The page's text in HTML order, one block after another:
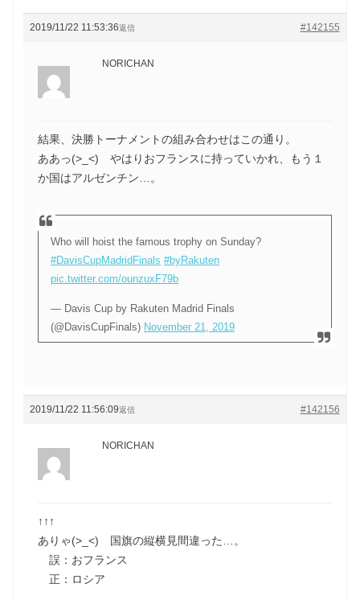
2019/11/22 11:53:36 #142155
返信
NORICHAN
結果、決勝トーナメントの組み合わせはこの通り。
ああっ(>_<) やはりおフランスに持っていかれ、もう１
か国はアルゼンチン…。
Who will hoist the famous trophy on Sunday?
#DavisCupMadridFinals #byRakuten
pic.twitter.com/ounzuxF79b
— Davis Cup by Rakuten Madrid Finals
(@DavisCupFinals) November 21, 2019
2019/11/22 11:56:09 #142156
返信
NORICHAN
↑↑↑
ありゃ(>_<) 国旗の縦横見間違った…。
誤：おフランス
正：ロシア